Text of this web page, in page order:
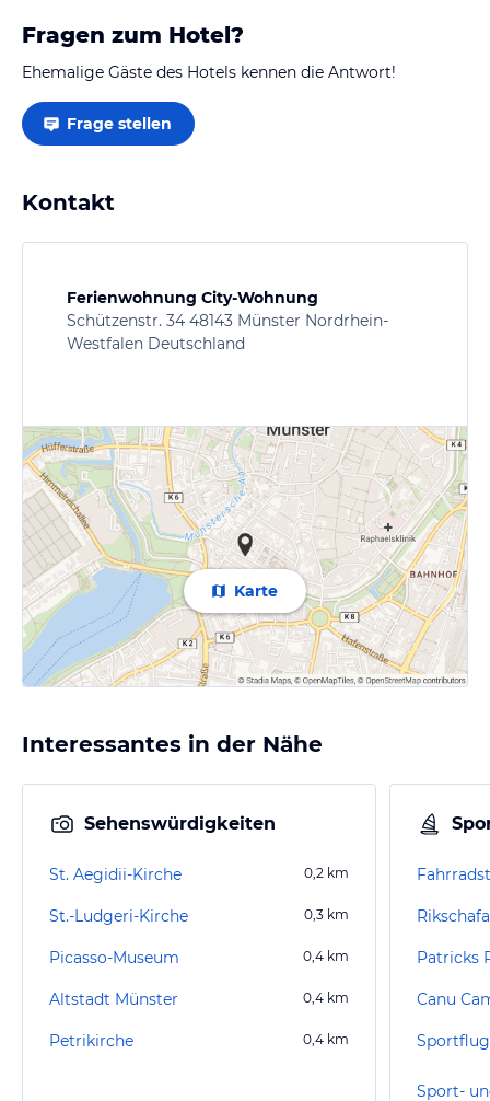
Fragen zum Hotel?
Ehemalige Gäste des Hotels kennen die Antwort!
Frage stellen
Kontakt
Ferienwohnung City-Wohnung
Schützenstr. 34 48143 Münster Nordrhein-
Westfalen Deutschland
Karte
Interessantes in der Nähe
Sehenswürdigkeiten
St. Aegidii-Kirche 0,2 km
St.-Ludgeri-Kirche 0,3 km
Picasso-Museum 0,4 km
Altstadt Münster 0,4 km
Petrikirche 0,4 km
Patricks
Canu
Sport-